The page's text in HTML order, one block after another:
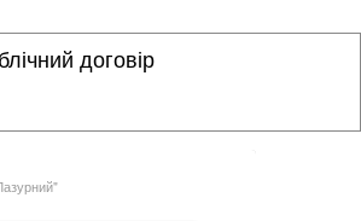
договір